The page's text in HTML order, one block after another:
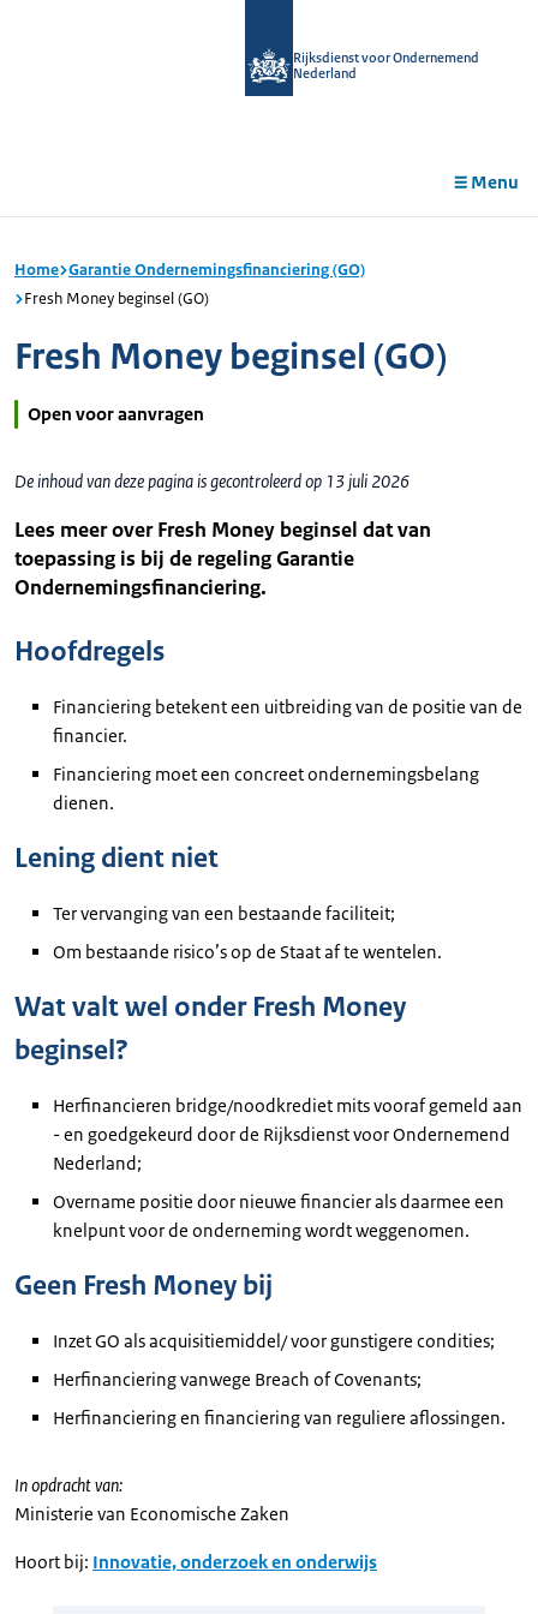
Rijksdienst voor Ondernemend
Nederland
Menu
Home Garantie Ondernemingsfinanciering (GO)
Fresh Money beginsel (GO)
Fresh Money beginsel (GO)
Open voor aanvragen
De inhoud van deze pagina is gecontroleerd op 13 juli 2026
Lees meer over Fresh Money beginsel dat van
toepassing is bij de regeling Garantie
Ondernemingsfinanciering.
Hoofdregels
Financiering betekent een uitbreiding van de positie van de
financier.
Financiering moet een concreet ondernemingsbelang
dienen.
Lening dient niet
Ter vervanging van een bestaande faciliteit;
Om bestaande risico’s op de Staat af te wentelen.
Wat valt wel onder Fresh Money
beginsel?
Herfinancieren bridge/noodkrediet mits vooraf gemeld aan
- en goedgekeurd door de Rijksdienst voor Ondernemend
Nederland;
Overname positie door nieuwe financier als daarmee een
knelpunt voor de onderneming wordt weggenomen.
Geen Fresh Money bij
Inzet GO als acquisitiemiddel/ voor gunstigere condities;
Herfinanciering vanwege Breach of Covenants;
Herfinanciering en financiering van reguliere aflossingen.
In opdracht van:
Ministerie van Economische Zaken
Hoort bij: Innovatie, onderzoek en onderwijs